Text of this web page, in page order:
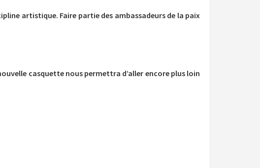
artistique. Faire partie des ambassadeurs de la paix
casquette nous permettra d’aller encore plus loin